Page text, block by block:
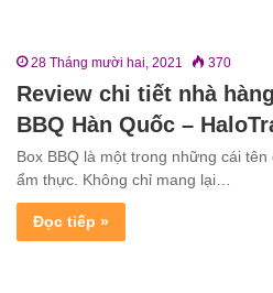
28 Tháng mười hai, 2021 370
Review chi tiết nhà
BBQ Hàn Quốc –
Box BBQ là một trong những cái
ẩm thực. Không chỉ mang lại…
Đọc tiếp »